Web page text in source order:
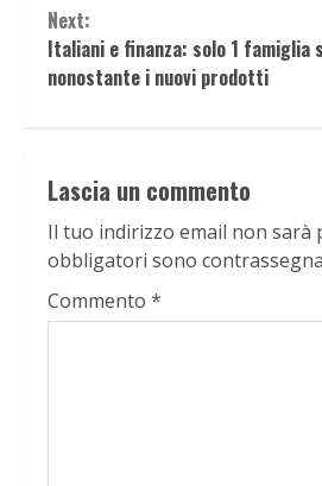
Next:
Italiani e finanza: solo 1 famiglia
nonostante i nuovi prodotti
Lascia un commento
Il tuo indirizzo email non sarà
obbligatori sono
Commento *